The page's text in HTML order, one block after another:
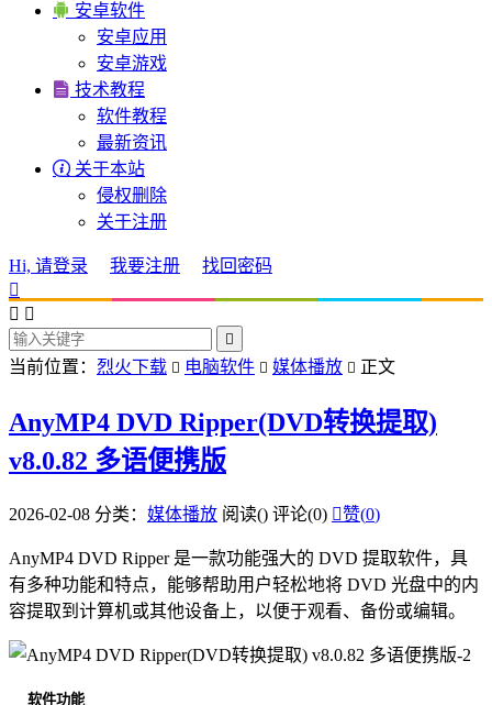
 安卓软件
安卓应用
安卓游戏
 技术教程
软件教程
最新资讯
 关于本站
侵权删除
关于注册
Hi, 请登录 我要注册
找回密码

 

当前位置： 烈火下载  电脑软件  媒体播放  正文
AnyMP4 DVD Ripper(DVD转换提取)
v8.0.82 多语便携版
2026-02-08 分类： 媒体播放 阅读() 评论(0) 赞(0)
AnyMP4 DVD Ripper 是一款功能强大的 DVD 提取软件，具
有多种功能和特点，能够帮助用户轻松地将 DVD 光盘中的内
容提取到计算机或其他设备上，以便于观看、备份或编辑。
软件功能